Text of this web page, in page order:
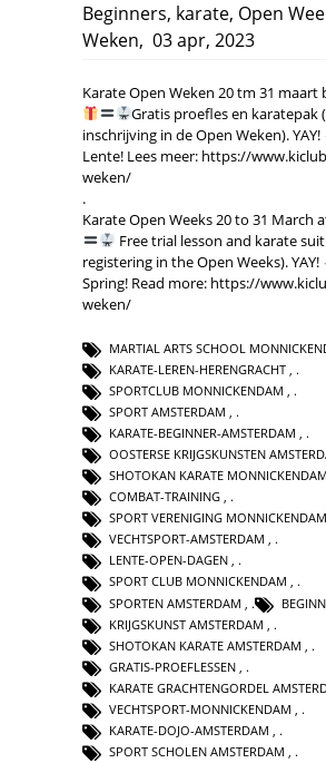
Beginners, karate, Open
Weken, 03 apr, 2023
Karate Open Weken 20 tm 31 maart
Gratis proefles en karatepak
inschrijving in de Open Weken). YAY!
Lente! Lees meer: https://
weken/
.
Karate Open Weeks 20 to 31 March
Free trial lesson and karate
registering in the Open Weeks). YAY!
Spring! Read more: https://
weken/
MARTIAL ARTS SCHOOL
KARATE-LEREN-HERENGRACHT
SPORTCLUB MONNICKENDAM
SPORT AMSTERDAM
KARATE-BEGINNER-AMSTERDAM ,
OOSTERSE KRIJGSKUNSTEN
SHOTOKAN KARATE MONNICKENDAM
COMBAT-TRAINING ,
SPORT VERENIGING MONNICKENDAM
VECHTSPORT-AMSTERDAM ,
LENTE-OPEN-DAGEN ,
SPORT CLUB MONNICKENDAM ,
SPORTEN AMSTERDAM
KRIJGSKUNST AMSTERDAM
SHOTOKAN KARATE AMSTERDAM
GRATIS-PROEFLESSEN
KARATE GRACHTENGORDEL
VECHTSPORT-MONNICKENDAM
KARATE-DOJO-AMSTERDAM
SPORT SCHOLEN AMSTERDAM